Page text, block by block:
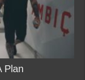
Plan